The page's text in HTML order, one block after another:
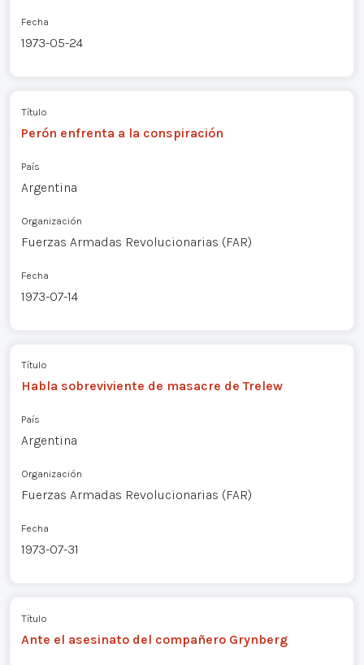
Fecha
1973-05-24
Título
Perón enfrenta a la conspiración
País
Argentina
Organización
Fuerzas Armadas Revolucionarias (FAR)
Fecha
1973-07-14
Título
Habla sobreviviente de masacre de Trelew
País
Argentina
Organización
Fuerzas Armadas Revolucionarias (FAR)
Fecha
1973-07-31
Título
Ante el asesinato del compañero Grynberg